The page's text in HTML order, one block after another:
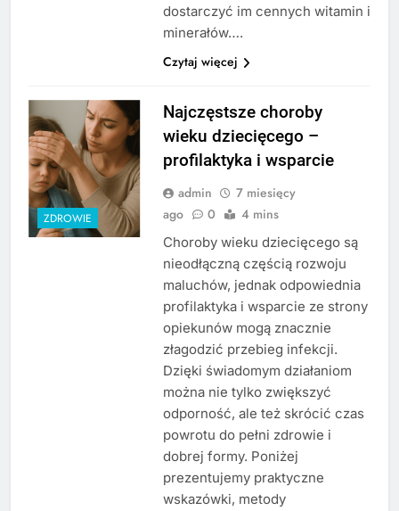
dostarczyć im cennych witamin i
minerałów….
Czytaj więcej
ZDROWIE
Najczęstsze choroby
wieku dziecięcego –
profilaktyka i wsparcie
admin
7 miesięcy
ago
0 4 mins
Choroby wieku dziecięcego są
nieodłączną częścią rozwoju
maluchów, jednak odpowiednia
profilaktyka i wsparcie ze strony
opiekunów mogą znacznie
złagodzić przebieg infekcji.
Dzięki świadomym działaniom
można nie tylko zwiększyć
odporność, ale też skrócić czas
powrotu do pełni zdrowie i
dobrej formy. Poniżej
prezentujemy praktyczne
wskazówki, metody